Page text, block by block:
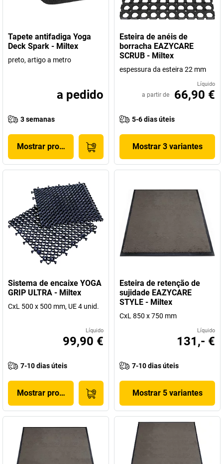
Tapete antifadiga Yoga
Deck Spark - Miltex
preto, artigo a metro
a pedido
3 semanas
Mostrar produto
Esteira de anéis de
borracha EAZYCARE
SCRUB - Miltex
espessura da esteira 22 mm
Líquido
a partir de 66,90 €
5-6 dias úteis
Mostrar 3 variantes
Sistema de encaixe YOGA
GRIP ULTRA - Miltex
CxL 500 x 500 mm, UE 4 unid.
Líquido
99,90 €
7-10 dias úteis
Mostrar produto
Esteira de retenção de
sujidade EAZYCARE
STYLE - Miltex
CxL 850 x 750 mm
Líquido
131,- €
7-10 dias úteis
Mostrar 5 variantes